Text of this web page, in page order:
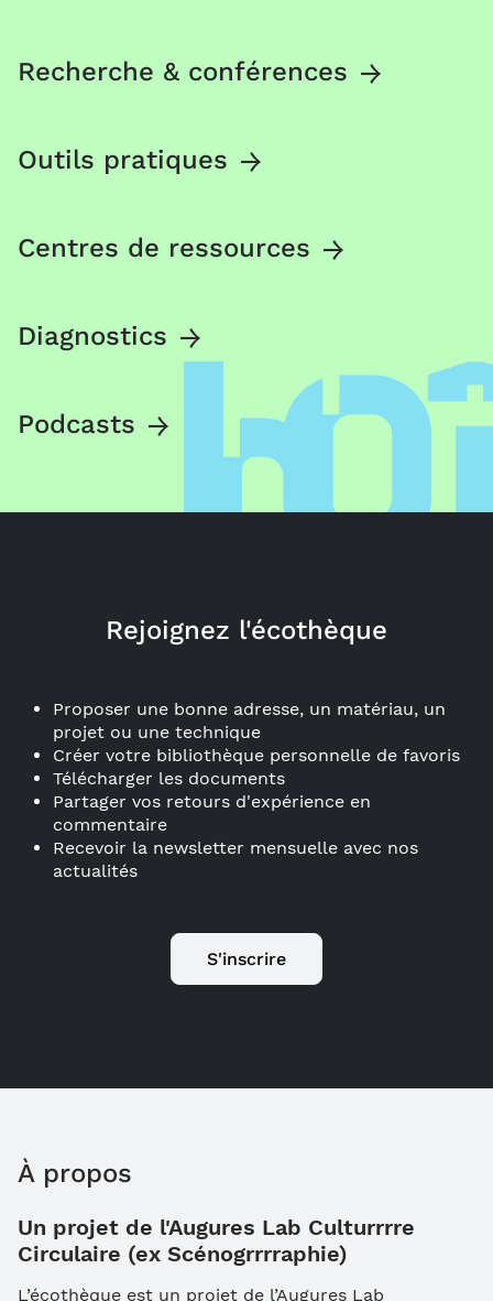
Recherche & conférences
Outils pratiques
Centres de ressources
Diagnostics
Podcasts
Rejoignez l'écothèque
Proposer une bonne adresse, un matériau, un
projet ou une technique
Créer votre bibliothèque personnelle de favoris
Télécharger les documents
Partager vos retours d'expérience en
commentaire
Recevoir la newsletter mensuelle avec nos
actualités
S'inscrire
À propos
Un projet de l'Augures Lab Culturrrre
Circulaire (ex Scénogrrrraphie)
L’écothèque est un projet de l’Augures Lab